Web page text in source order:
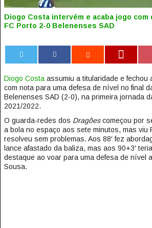
Diogo Costa intervém e acaba jogo com
FC Porto 2-0 Belenenses SAD
Diogo Costaassumiu a titularidade e fechou
com nota para uma defesa de nível no final
Belenenses SAD (2-0), na primeira jornada
2021/2022.
O guarda-redes dos Dragõescomeçou por
a bola no espaço aos sete minutos, mas viu
resolveu sem problemas. Aos 88′ fez
lance afastado da baliza, mas aos 90+3′
destaque ao voar para uma defesa de nível
Sousa.